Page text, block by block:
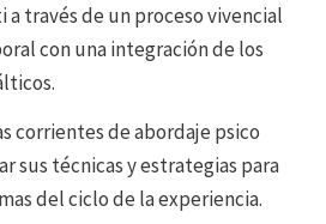
a través de un proceso vivencial
con una integración de los
corrientes de abordaje psico
sus técnicas y estrategias para
del ciclo de la experiencia.